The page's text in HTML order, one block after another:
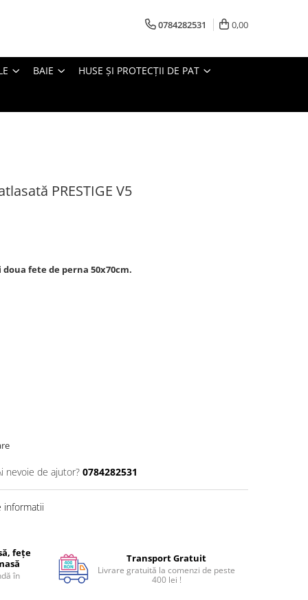
0784282531 0,00
BAIE HUSE ȘI PROTECȚII DE PAT
PRESTIGE V5
fete de perna 50x70cm.
nevoie de ajutor? 0784282531
informatii
fețe
în
Transport Gratuit
Livrare gratuită la comenzi de peste
400 lei !